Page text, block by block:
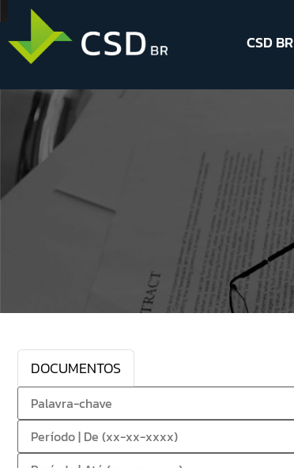
CSD BR
DOCUMENTOS